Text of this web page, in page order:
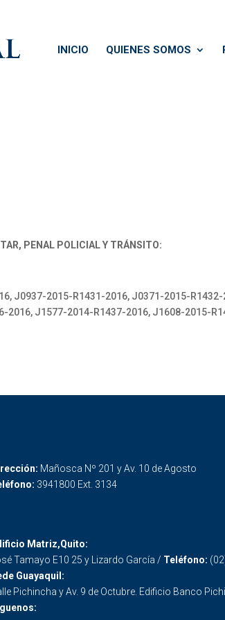
INICIO QUIENES SOMOS
PENAL POLICIAL Y TRÁNSITO:
J0937-2015-R1431-2016, J0371-2015-
2016, J1577-2014-R1437-2016, J1608-2015-
Mañosca Nº 201 y Av. 10 de Agosto
3941800 Ext. 3134
Matriz,Quito:
Tamayo E10 25 y Lizardo García / Teléfono:
Guayaquil:
Pichincha y Av. 9 de Octubre. Edificio Banco